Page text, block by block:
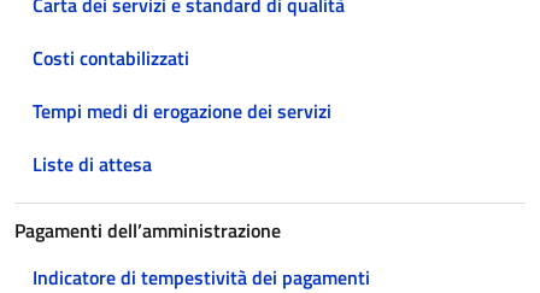
Costi contabilizzati
Tempi medi di erogazione dei servizi
Liste di attesa
Pagamenti dell’amministrazione
Indicatore di tempestività dei pagamenti